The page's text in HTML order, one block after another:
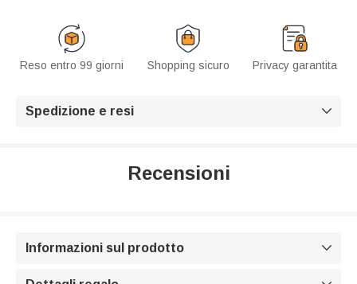
Reso entro 99 giorni Shopping sicuro Privacy garantita
Spedizione e resi 
Recensioni
Informazioni sul prodotto 